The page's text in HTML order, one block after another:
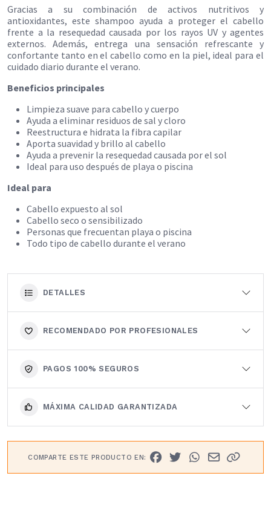
Gracias a su combinación de activos nutritivos y
antioxidantes, este shampoo ayuda a proteger el cabello
frente a la resequedad causada por los rayos UV y agentes
externos. Además, entrega una sensación refrescante y
confortante tanto en el cabello como en la piel, ideal para el
cuidado diario durante el verano.
Beneficios principales
Limpieza suave para cabello y cuerpo
Ayuda a eliminar residuos de sal y cloro
Reestructura e hidrata la fibra capilar
Aporta suavidad y brillo al cabello
Ayuda a prevenir la resequedad causada por el sol
Ideal para uso después de playa o piscina
Ideal para
Cabello expuesto al sol
Cabello seco o sensibilizado
Personas que frecuentan playa o piscina
Todo tipo de cabello durante el verano
DETALLES
RECOMENDADO POR PROFESIONALES
PAGOS 100% SEGUROS
MÁXIMA CALIDAD GARANTIZADA
COMPARTE ESTE PRODUCTO EN: